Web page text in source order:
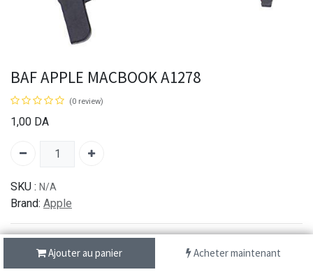
Ajouter au panier Acheter maintenant
BAF APPLE MACBOOK A1278
(0 review)
1,00 DA
SKU : N/A
Brand: Apple
شحن سريع من 1 الى 3 ايام